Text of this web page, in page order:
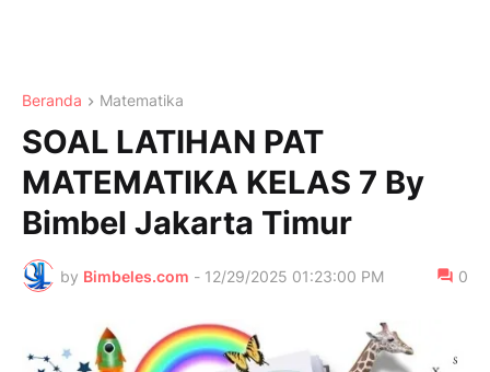
Beranda Matematika
SOAL LATIHAN PAT
MATEMATIKA KELAS 7 By
Bimbel Jakarta Timur
by Bimbeles.com - 12/29/2025 01:23:00 PM 0